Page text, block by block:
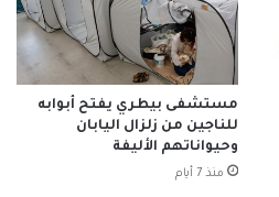
مستشفى بيطري يفتح أبوابه
للناجين من زلزال اليابان
وحيواناتهم الأليفة
منذ 7 أيام